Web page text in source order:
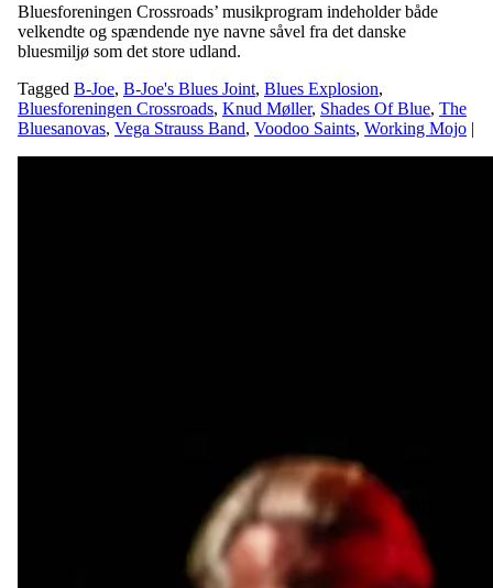
Bluesforeningen Crossroads’ musikprogram indeholder både
velkendte og spændende nye navne såvel fra det danske
bluesmiljø som det store udland.
Tagged B-Joe, B-Joe's Blues Joint, Blues Explosion,
Bluesforeningen Crossroads, Knud Møller, Shades Of Blue, The
Bluesanovas, Vega Strauss Band, Voodoo Saints, Working Mojo |